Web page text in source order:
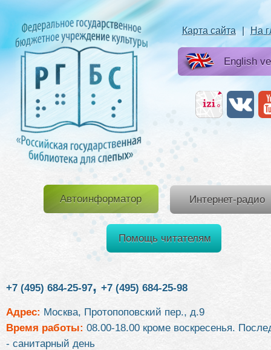
Карта сайта | На
English
Автоинформатор Интернет-радио
Помощь читателям
+7 (495) 684-25-97, +7 (495) 684-25-98
Адрес: Москва, Протопоповский пер., д.9
Время работы: 08.00-18.00 кроме воскресенья.
- санитарный день